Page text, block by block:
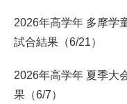
2026年高学年 多摩学
試合結果（6/21）
2026年高学年 夏季大
果（6/7）